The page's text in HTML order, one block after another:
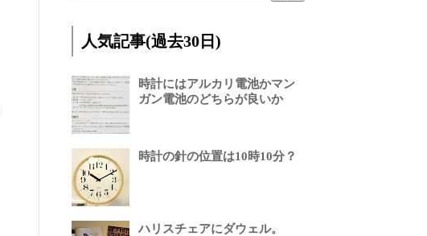
人気記事(過去30日)
時計にはアルカリ電池かマン
ガン電池のどちらが良いか
時計の針の位置は10時10分？
ハリスチェアにダウェル。